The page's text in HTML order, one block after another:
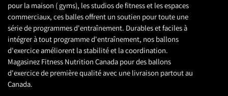
pour la maison ( gyms), les studios de fitness et les espaces
commerciaux, ces balles offrent un soutien pour toute une
série de programmes d'entraînement. Durables et faciles à
intégrer à tout programme d'entraînement, nos ballons
d'exercice améliorent la stabilité et la coordination.
Magasinez Fitness Nutrition Canada pour des ballons
d'exercice de première qualité avec une livraison partout au
Canada.